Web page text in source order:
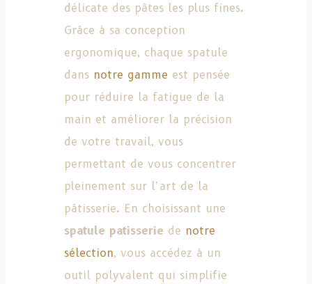
délicate des pâtes les plus fines.
Grâce à sa conception
ergonomique, chaque spatule
dans notre gamme est pensée
pour réduire la fatigue de la
main et améliorer la précision
de votre travail, vous
permettant de vous concentrer
pleinement sur l’art de la
pâtisserie. En choisissant une
spatule patisserie de notre
sélection, vous accédez à un
outil polyvalent qui simplifie